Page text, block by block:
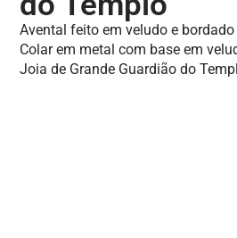
Avental feito em veludo e
Colar em metal com base em
Joia de Grande Guardião do